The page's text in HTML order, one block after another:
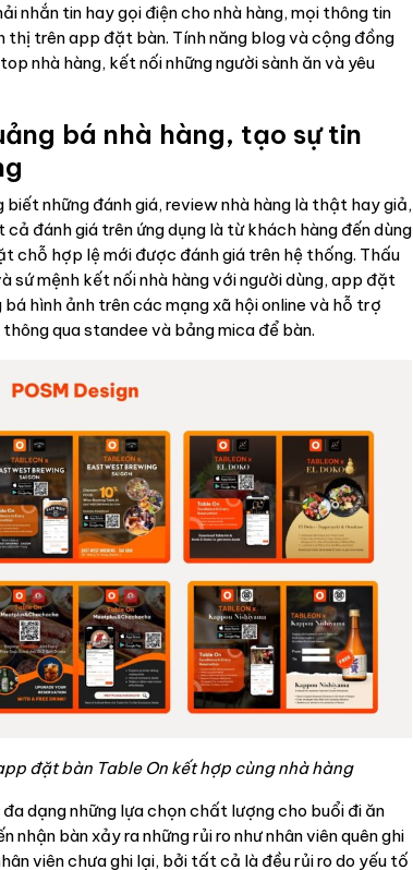
nhắn tin hay gọi điện cho nhà hàng, mọi thông tin
trên app đặt bàn. Tính năng blog và cộng đồng
nhà hàng, kết nối những người sành ăn và yêu
bá nhà hàng, tạo sự tin
những đánh giá, review nhà hàng là thật hay giả,
đánh giá trên ứng dụng là từ khách hàng đến dùng
chỗ hợp lệ mới được đánh giá trên hệ thống. Thấu
sứ mệnh kết nối nhà hàng với người dùng, app đặt
bá hình ảnh trên các mạng xã hội online và hỗ trợ
qua standee và bảng mica để bàn.
đặt bàn Table On kết hợp cùng nhà hàng
dạng những lựa chọn chất lượng cho buổi đi ăn
nhận bàn xảy ra những rủi ro như nhân viên quên ghi
viên chưa ghi lại, bởi tất cả là đều rủi ro do yếu tố